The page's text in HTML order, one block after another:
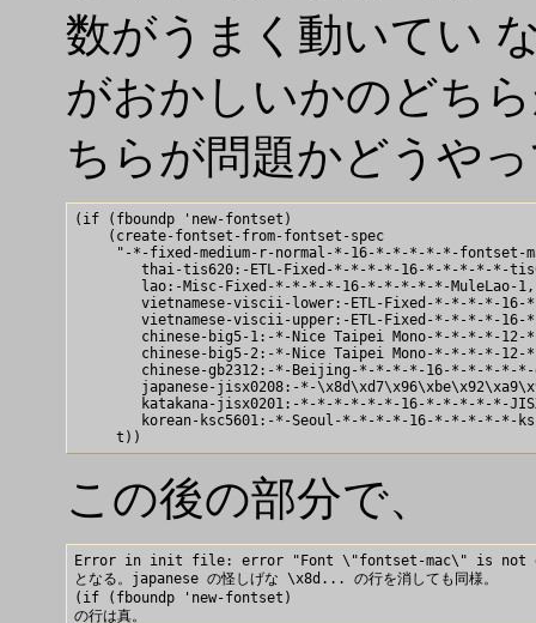
数がうまく動いてい
がおかしいかのどち
ちらが問題かどうや
(if (fboundp 'new-fontset)
    (create-fontset-from-fontset-spec
"-*-fixed-medium-r-normal-*-16-*-*-*-*-*-fontset-
thai-tis620:-ETL-Fixed-*-*-*-*-16-*-*-*-*-*-
        lao:-Misc-Fixed-*-*-*-*-16-*-*-*-*-*-MuleLao-1,
vietnamese-viscii-lower:-ETL-Fixed-*-*-*-*-16-
vietnamese-viscii-upper:-ETL-Fixed-*-*-*-*-16-
chinese-big5-1:-*-Nice Taipei Mono-*-*-*-*-12-
chinese-big5-2:-*-Nice Taipei Mono-*-*-*-*-12-
chinese-gb2312:-*-Beijing-*-*-*-*-16-*-*-*-*-
japanese-jisx0208:-*-
katakana-jisx0201:-*-*-*-*-*-*-16-*-*-*-*-*-
korean-ksc5601:-*-Seoul-*-*-*-*-16-*-*-*-*-*-
この後の部分で、
Error in init file: error "Font \"fontset-mac\" is not
となる。japanese の怪しげな \x8d... の行を消しても同様。
(if (fboundp 'new-fontset)